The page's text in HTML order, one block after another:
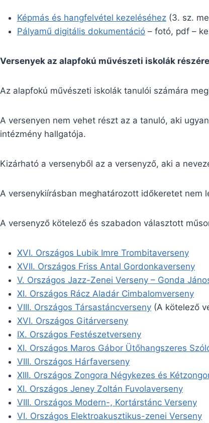
Képmás és hangfelvétel kezeléséhez (3. sz.
Pályamű digitális dokumentáció – fotó, pdf –
Versenyek az alapfokú művészeti iskolák részére
Az alapfokú művészeti iskolák tanulói számára
A versenyen nem vehet részt az a tanuló, aki
intézmény hallgatója.
Kizárható a versenyből az a versenyző, aki a
A versenykiírásban meghatározott időkeretet nem
A versenyző kötelező és szabadon választott
XVI. Országos Lubik Imre Trombitaverseny
XVII. Országos Friss Antal Gordonkaverseny
V. Országos Jazz-Zenei Verseny – Gonda
XI. Országos Rácz Aladár Cimbalomverseny
VIII. Országos Társastáncverseny (A kötelező
XVI. Országos Gitárverseny
IX. Országos Festészetverseny
XI. Országos Maros Gábor Ütőhangszeres
VIII. Országos Hárfaverseny
XIII. Országos Zongora Négykezes és
XI. Országos Jeney Zoltán Fuvolaverseny
VIII. Országos Modern-, Kortárstánc Verseny
VI. Országos Elektroakusztikus-zenei Verseny